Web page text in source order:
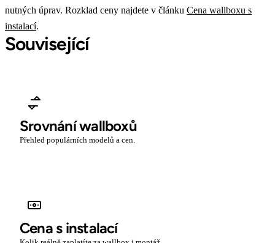
nutných úprav. Rozklad ceny najdete v článku Cena wallboxu s
instalací.
Související
Srovnání wallboxů
Přehled populárních modelů a cen.
Cena s instalací